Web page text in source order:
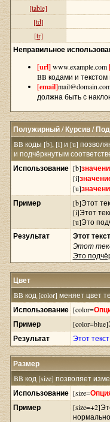
[table]
[td]
[tr]
Неправильное
[url]www.example.com
BB кодами и текстом
[email]
должна быть с
Полужирный / Курсив /
BB коды [b], [i] и [u]
и подчёркнутым
Использование [b]
[i]
[u]
Пример
[b]Этот
[i]Этот
[u]Это
Результат Этот
Этот
Это
Цвет
BB код [color] меняет цвет
Использование [color=
Пример
Результат Этот
Размер
BB код [size] позволяет
Использование [size=
Пример